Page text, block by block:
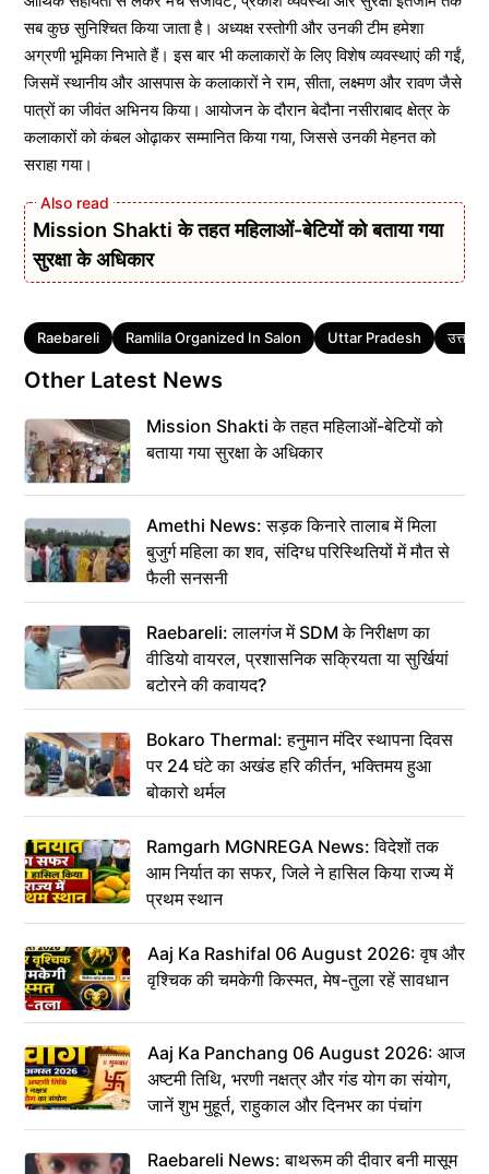
सब कुछ सुनिश्चित किया जाता है। अध्यक्ष रस्तोगी और उनकी टीम हमेशा
अग्रणी भूमिका निभाते हैं। इस बार भी कलाकारों के लिए विशेष व्यवस्थाएं की गईं,
जिसमें स्थानीय और आसपास के कलाकारों ने राम, सीता, लक्ष्मण और रावण जैसे
पात्रों का जीवंत अभिनय किया। आयोजन के दौरान बेदौना नसीराबाद क्षेत्र के
कलाकारों को कंबल ओढ़ाकर सम्मानित किया गया, जिससे उनकी मेहनत को
सराहा गया।
Mission Shakti के तहत महिलाओं-बेटियों को बताया गया
सुरक्षा के अधिकार
Tags
Raebareli Ramlila Organized In Salon Uttar Pradesh उत्तर
Other Latest News
Mission Shakti के तहत महिलाओं-बेटियों को
बताया गया सुरक्षा के अधिकार
Amethi News: सड़क किनारे तालाब में मिला
बुजुर्ग महिला का शव, संदिग्ध परिस्थितियों में मौत से
फैली सनसनी
Raebareli: लालगंज में SDM के निरीक्षण का
वीडियो वायरल, प्रशासनिक सक्रियता या सुर्खियां
बटोरने की कवायद?
Bokaro Thermal: हनुमान मंदिर स्थापना दिवस
पर 24 घंटे का अखंड हरि कीर्तन, भक्तिमय हुआ
बोकारो थर्मल
Ramgarh MGNREGA News: विदेशों तक
आम निर्यात का सफर, जिले ने हासिल किया राज्य में
प्रथम स्थान
Aaj Ka Rashifal 06 August 2026: वृष और
वृश्चिक की चमकेगी किस्मत, मेष-तुला रहें सावधान
Aaj Ka Panchang 06 August 2026: आज
अष्टमी तिथि, भरणी नक्षत्र और गंड योग का संयोग,
जानें शुभ मुहूर्त, राहुकाल और दिनभर का पंचांग
Raebareli News: बाथरूम की दीवार बनी मासूम